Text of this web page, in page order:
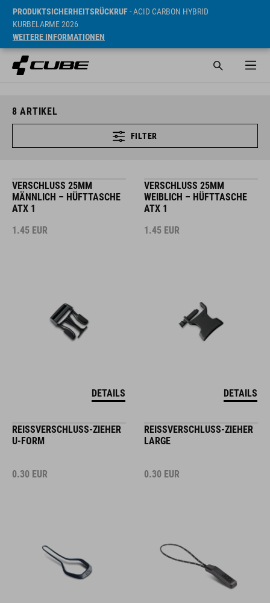
PRODUKTSICHERHEITSRÜCKRUF- ACID CARBON HYBRID
KURBELARME 2026
WEITERE INFORMATIONEN
8 ARTIKEL
FILTER
VERSCHLUSS 25MM
MÄNNLICH – HÜFTTASCHE
ATX 1
1.45 EUR
DETAILS
VERSCHLUSS 25MM
WEIBLICH – HÜFTTASCHE
ATX 1
1.45 EUR
DETAILS
REISSVERSCHLUSS-ZIEHER U
-FORM
0.30 EUR
REISSVERSCHLUSS-ZIEHER L
ARGE
0.30 EUR